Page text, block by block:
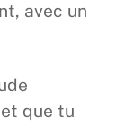
avec un
que tu